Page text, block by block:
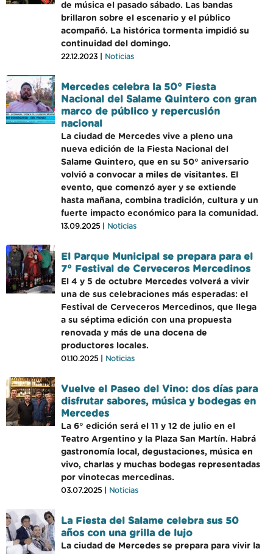
de música el pasado sábado. Las bandas
brillaron sobre el escenario y el público
acompañó. La histórica tormenta impidió su
continuidad del domingo.
22.12.2023 | Noticias
Mercedes celebra la 50° Fiesta
Nacional del Salame Quintero con gran
marco de público y repercusión
nacional
La ciudad de Mercedes vive a pleno una
nueva edición de la Fiesta Nacional del
Salame Quintero, que en su 50° aniversario
volvió a convocar a miles de visitantes. El
evento, que comenzó ayer y se extiende
hasta mañana, combina tradición, cultura y un
fuerte impacto económico para la comunidad.
13.09.2025 | Noticias
El Parque Municipal se prepara para el
7° Festival de Cerveceros Mercedinos
El 4 y 5 de octubre Mercedes volverá a vivir
una de sus celebraciones más esperadas: el
Festival de Cerveceros Mercedinos, que llega
a su séptima edición con una propuesta
renovada y más de una docena de
productores locales.
01.10.2025 | Noticias
Vuelve el Paseo del Vino: dos días para
disfrutar sabores, música y bodegas en
Mercedes
La 6° edición será el 11 y 12 de julio en el
Teatro Argentino y la Plaza San Martín. Habrá
gastronomía local, degustaciones, música en
vivo, charlas y muchas bodegas representadas
por vinotecas mercedinas.
03.07.2025 | Noticias
La Fiesta del Salame celebra sus 50
años con una grilla de lujo
La ciudad de Mercedes se prepara para vivir la